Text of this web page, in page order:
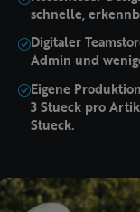
schnelle,
Digitaler
Admin und
Eigene
3 Stueck pro
Stueck.